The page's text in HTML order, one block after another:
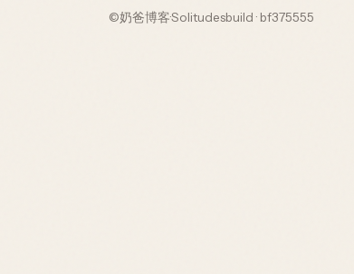
©奶爸博客·Solitudesbuild · bf375555